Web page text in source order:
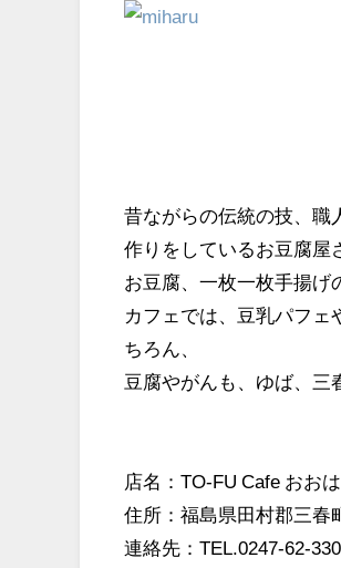
昔ながらの伝統の技、職
作りをしているお豆腐屋
お豆腐、一枚一枚手揚げ
カフェでは、豆乳パフェ
ちろん、
豆腐やがんも、ゆば、三
店名：TO-FU Cafe おお
住所：福島県田村郡三春
連絡先：TEL.0247-62-